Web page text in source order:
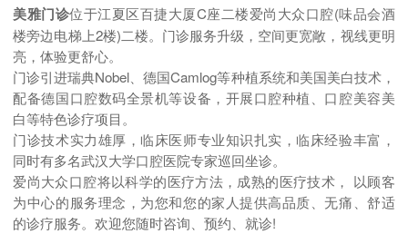
美雅门诊位于江夏区百捷大厦C座二楼爱尚大众口腔(味品会酒
楼旁边电梯上2楼)二楼。门诊服务升级，空间更宽敞，视线更明
亮，体验更舒心。
门诊引进瑞典Nobel、德国Camlog等种植系统和美国美白技术，
配备德国口腔数码全景机等设备，开展口腔种植、口腔美容美
白等特色诊疗项目。
门诊技术实力雄厚，临床医师专业知识扎实，临床经验丰富，
同时有多名武汉大学口腔医院专家巡回坐诊。
爱尚大众口腔将以科学的医疗方法，成熟的医疗技术， 以顾客
为中心的服务理念，为您和您的家人提供高品质、无痛、舒适
的诊疗服务。欢迎您随时咨询、预约、就诊!